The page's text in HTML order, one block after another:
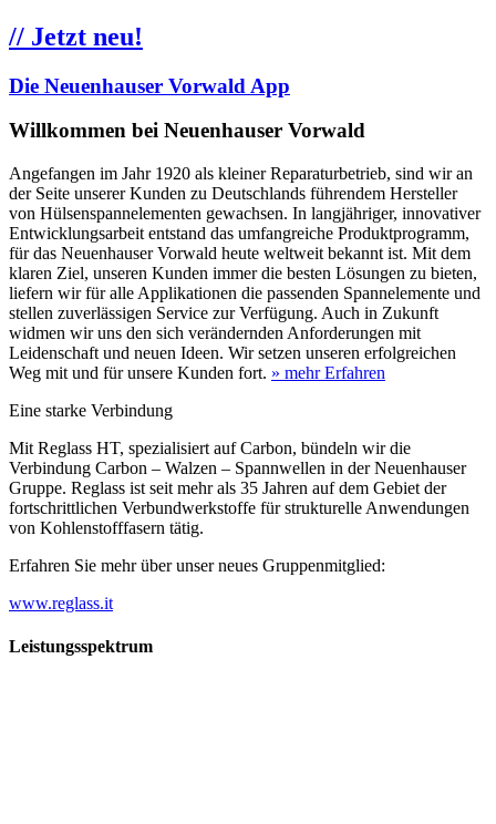
// Jetzt neu!
Die Neuenhauser Vorwald App
Willkommen bei Neuenhauser Vorwald
Angefangen im Jahr 1920 als kleiner Reparaturbetrieb, sind wir an
der Seite unserer Kunden zu Deutschlands führendem Hersteller
von Hülsenspannelementen gewachsen. In langjähriger, innovativer
Entwicklungsarbeit entstand das umfangreiche Produktprogramm,
für das Neuenhauser Vorwald heute weltweit bekannt ist. Mit dem
klaren Ziel, unseren Kunden immer die besten Lösungen zu bieten,
liefern wir für alle Applikationen die passenden Spannelemente und
stellen zuverlässigen Service zur Verfügung. Auch in Zukunft
widmen wir uns den sich verändernden Anforderungen mit
Leidenschaft und neuen Ideen. Wir setzen unseren erfolgreichen
Weg mit und für unsere Kunden fort. » mehr Erfahren
Eine starke Verbindung
Mit Reglass HT, spezialisiert auf Carbon, bündeln wir die
Verbindung Carbon – Walzen – Spannwellen in der Neuenhauser
Gruppe. Reglass ist seit mehr als 35 Jahren auf dem Gebiet der
fortschrittlichen Verbundwerkstoffe für strukturelle Anwendungen
von Kohlenstofffasern tätig.
Erfahren Sie mehr über unser neues Gruppenmitglied:
www.reglass.it
Leistungsspektrum